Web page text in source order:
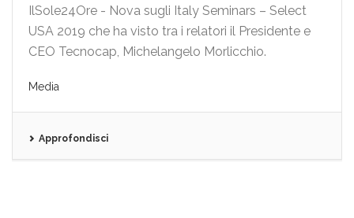
IlSole24Ore - Nova sugli Italy Seminars – Select
USA 2019 che ha visto tra i relatori il Presidente e
CEO Tecnocap, Michelangelo Morlicchio.
Media
Approfondisci